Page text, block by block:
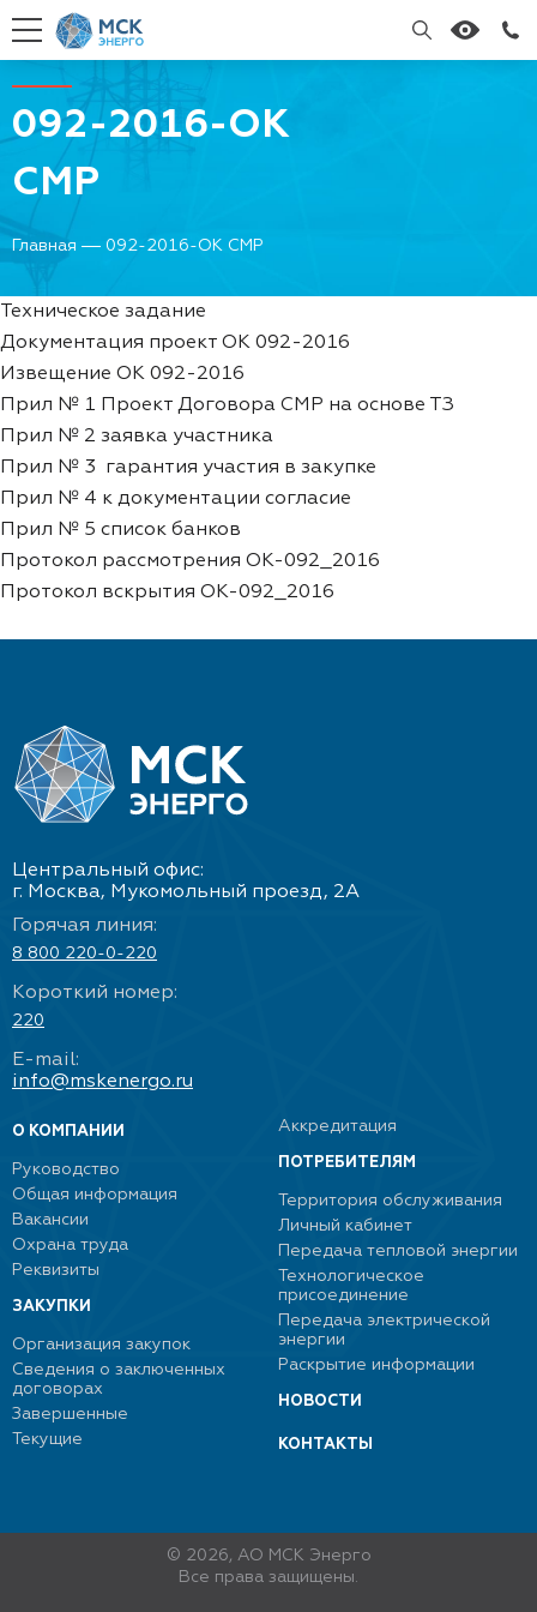
092-2016-ОК
СМР
Главная 092-2016-ОК СМР
Техническое задание
Документация проект ОК 092-2016
Извещение ОК 092-2016
Прил № 1 Проект Договора СМР на основе ТЗ
Прил № 2 заявка участника
Прил № 3 гарантия участия в закупке
Прил № 4 к документации согласие
Прил № 5 список банков
Протокол рассмотрения ОК-092_2016
Протокол вскрытия ОК-092_2016
Центральный офис:
г. Москва, Мукомольный проезд, 2А
Горячая линия:
8 800 220-0-220
Короткий номер:
220
E-mail:
info@mskenergo.ru
О КОМПАНИИ
Руководство
Общая информация
Вакансии
Охрана труда
Реквизиты
ЗАКУПКИ
Организация закупок
Сведения о заключенных
договорах
Завершенные
Текущие
Аккредитация
ПОТРЕБИТЕЛЯМ
Территория обслуживания
Личный кабинет
Передача тепловой энергии
Технологическое
присоединение
Передача электрической
энергии
Раскрытие информации
НОВОСТИ
КОНТАКТЫ
© 2026, АО МСК Энерго
Все права защищены.